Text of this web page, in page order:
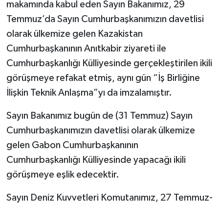
makamında kabul eden Sayın Bakanımız, 29
Temmuz’da Sayın Cumhurbaşkanımızın davetlisi
olarak ülkemize gelen Kazakistan
Cumhurbaşkanının Anıtkabir ziyareti ile
Cumhurbaşkanlığı Külliyesinde gerçekleştirilen ikili
görüşmeye refakat etmiş, aynı gün “İş Birliğine
İlişkin Teknik Anlaşma”yı da imzalamıştır.
Sayın Bakanımız bugün de (31 Temmuz) Sayın
Cumhurbaşkanımızın davetlisi olarak ülkemize
gelen Gabon Cumhurbaşkanının
Cumhurbaşkanlığı Külliyesinde yapacağı ikili
görüşmeye eşlik edecektir.
Sayın Deniz Kuvvetleri Komutanımız, 27 Temmuz-